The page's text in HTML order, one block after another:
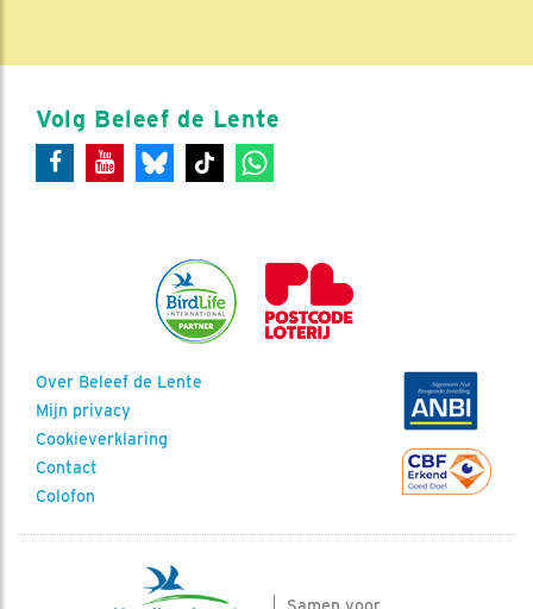
Volg Beleef de Lente
Over Beleef de Lente
Mijn privacy
Cookieverklaring
Contact
Colofon
Samen voor